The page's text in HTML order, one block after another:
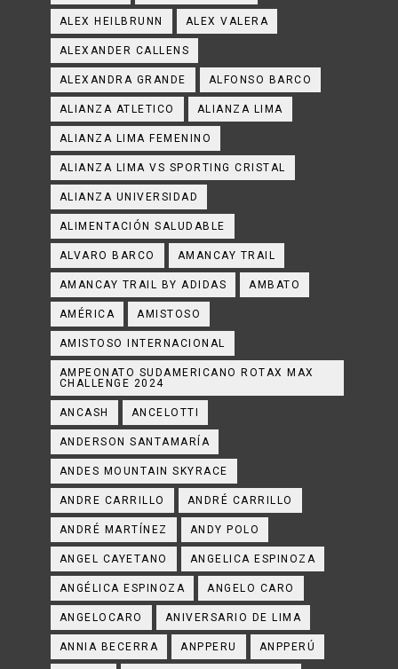
ALEX HEILBRUNN ALEX VALERA
ALEXANDER CALLENS
ALEXANDRA GRANDE ALFONSO BARCO
ALIANZA ATLETICO ALIANZA LIMA
ALIANZA LIMA FEMENINO
ALIANZA LIMA VS SPORTING CRISTAL
ALIANZA UNIVERSIDAD
ALIMENTACIÓN SALUDABLE
ALVARO BARCO AMANCAY TRAIL
AMANCAY TRAIL BY ADIDAS AMBATO
AMÉRICA AMISTOSO
AMISTOSO INTERNACIONAL
AMPEONATO SUDAMERICANO ROTAX MAX
CHALLENGE 2024
ANCASH ANCELOTTI
ANDERSON SANTAMARÍA
ANDES MOUNTAIN SKYRACE
ANDRE CARRILLO ANDRÉ CARRILLO
ANDRÉ MARTÍNEZ ANDY POLO
ANGEL CAYETANO ANGELICA ESPINOZA
ANGÉLICA ESPINOZA ANGELO CARO
ANGELOCARO ANIVERSARIO DE LIMA
ANNIA BECERRA ANPPERU ANPPERÚ